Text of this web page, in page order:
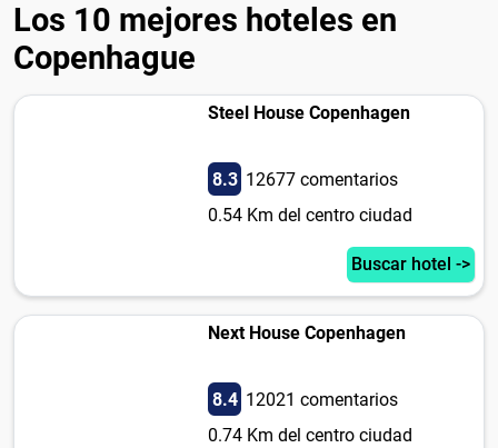
Los 10 mejores hoteles en
Copenhague
Steel House Copenhagen
8.3 12677 comentarios
0.54 Km del centro ciudad
Buscar hotel ->
Next House Copenhagen
8.4 12021 comentarios
0.74 Km del centro ciudad